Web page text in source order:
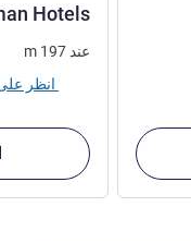
Hotels
عند m 197